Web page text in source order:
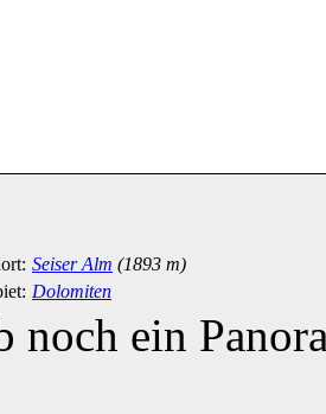
Seiser Alm (1893 m)
Dolomiten
noch ein